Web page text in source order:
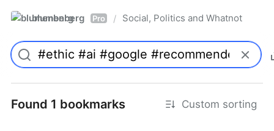
blumenberg Pro / Social, Politics and Whatnot
Found 1 bookmarks Custom sorting